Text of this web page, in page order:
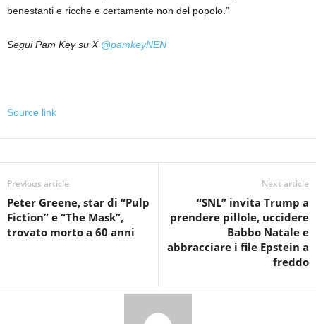
benestanti e ricche e certamente non del popolo.”
Segui Pam Key su X @pamkeyNEN
Source link
Previous article
Peter Greene, star di “Pulp
Fiction” e “The Mask”,
trovato morto a 60 anni
Next article
“SNL” invita Trump a
prendere pillole, uccidere
Babbo Natale e
abbracciare i file Epstein a
freddo